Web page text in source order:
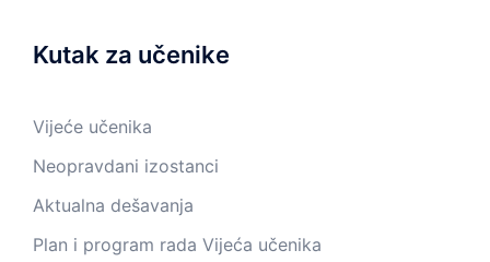
Kutak za učenike
Vijeće učenika
Neopravdani izostanci
Aktualna dešavanja
Plan i program rada Vijeća učenika